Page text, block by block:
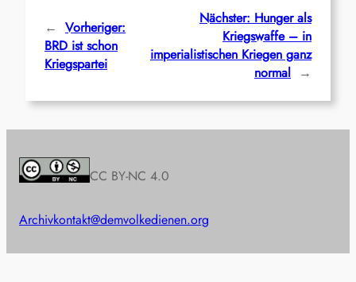
← Vorheriger:
BRD ist schon
Kriegspartei
Nächster: Hunger als
Kriegswaffe – in
imperialistischen Kriegen ganz
normal →
CC BY-NC 4.0
Archivkontakt@demvolkedienen.org